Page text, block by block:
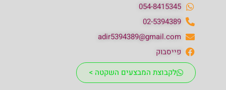
054-8415345
02-5394389
adir5394389@gmail.com
פייסבוק
לקבוצת המבצעים השקטה >